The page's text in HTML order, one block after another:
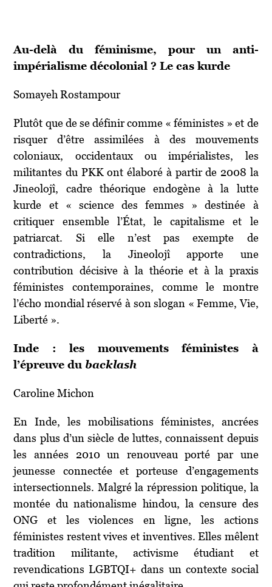
Au-delà du féminisme, pour un anti-
impérialisme décolonial ? Le cas kurde
Somayeh Rostampour
Plutôt que de se définir comme « féministes » et de
risquer d’être assimilées à des mouvements
coloniaux, occidentaux ou impérialistes, les
militantes du PKK ont élaboré à partir de 2008 la
Jineolojî, cadre théorique endogène à la lutte
kurde et « science des femmes » destinée à
critiquer ensemble l’État, le capitalisme et le
patriarcat. Si elle n’est pas exempte de
contradictions, la Jineolojî apporte une
contribution décisive à la théorie et à la praxis
féministes contemporaines, comme le montre
l’écho mondial réservé à son slogan « Femme, Vie,
Liberté ».
Inde : les mouvements féministes à
l’épreuve du backlash
Caroline Michon
En Inde, les mobilisations féministes, ancrées
dans plus d’un siècle de luttes, connaissent depuis
les années 2010 un renouveau porté par une
jeunesse connectée et porteuse d’engagements
intersectionnels. Malgré la répression politique, la
montée du nationalisme hindou, la censure des
ONG et les violences en ligne, les actions
féministes restent vives et inventives. Elles mêlent
tradition militante, activisme étudiant et
revendications LGBTQI+ dans un contexte social